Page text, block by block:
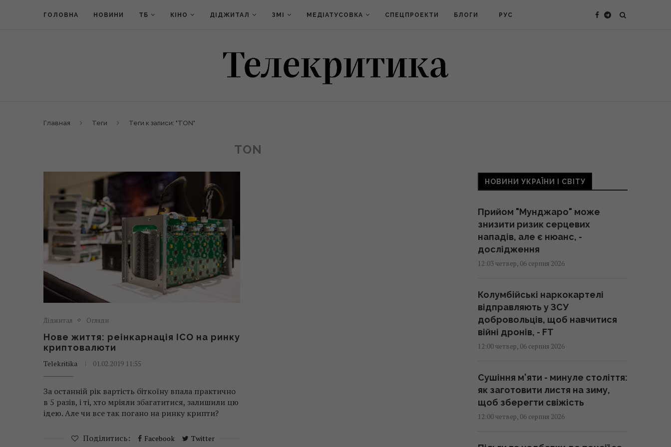
ГОЛОВНА НОВИНИ ТБ КІНО ДІДЖИТАЛ ЗМІ МЕДІАТУСОВКА СПЕЦПРОЕКТИ БЛОГИ РУС
Главная Теги Теги к записи: "TON"
TON
Діджитал Огляди
Нове життя: реінкарнація ICO на ринку
криптовалюти
Telekritika 01.02.2019 11:55
За останній рік вартість біткоїну впала практично
в 5 разів, і ті, хто мріяли збагатитися, залишили цю
ідею. Але чи все так погано на ринку крипти?
Поділитись: Facebook Twitter
НОВИНИ УКРАЇНИ І СВІТУ
Прийом "Мунджаро" може
знизити ризик серцевих
нападів, але є нюанс, -
дослідження
12:03 четвер, 06 серпня 2026
Колумбійські наркокартелі
відправляють у ЗСУ
добровольців, щоб навчитися
війні дронів, - FT
12:00 четвер, 06 серпня 2026
Сушіння м'яти - минуле століття:
як заготовити листя на зиму,
щоб зберегти свіжість
12:00 четвер, 06 серпня 2026